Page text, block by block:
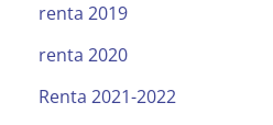
renta 2019
renta 2020
Renta 2021-2022